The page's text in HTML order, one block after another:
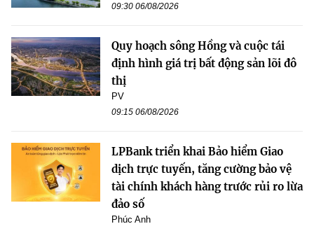
09:30 06/08/2026
Quy hoạch sông Hồng và cuộc tái
định hình giá trị bất động sản lõi đô
thị
PV
09:15 06/08/2026
LPBank triển khai Bảo hiểm Giao
dịch trực tuyến, tăng cường bảo vệ
tài chính khách hàng trước rủi ro lừa
đảo số
Phúc Anh